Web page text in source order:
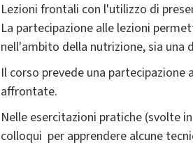
Lezioni frontali con l'utilizzo di
La partecipazione alle lezioni
nell'ambito della nutrizione, sia
Il corso prevede una
affrontate.
Nelle esercitazioni pratiche (svolte
colloqui per apprendere alcune